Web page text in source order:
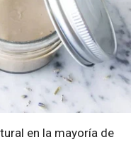
en la mayoría de